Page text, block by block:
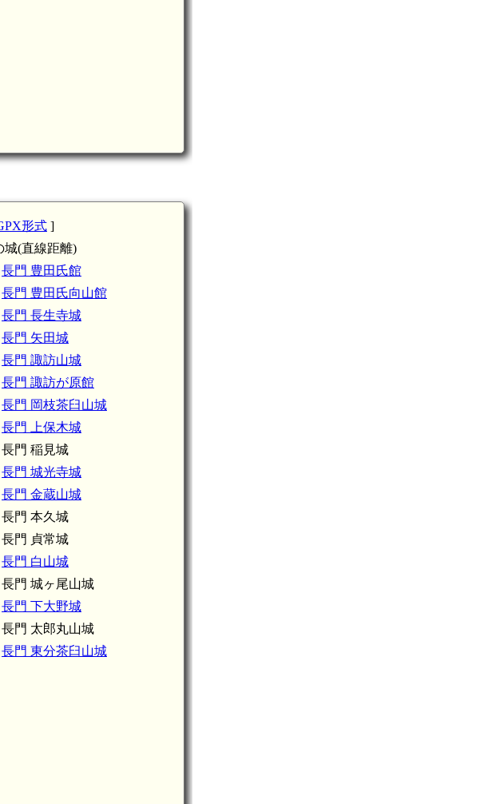
形式 ]
城(直線距離)
長門 豊田氏館
長門 豊田氏向山館
長門 長生寺城
長門 矢田城
長門 諏訪山城
長門 諏訪が原館
長門 岡枝茶臼山城
長門 上保木城
長門 稲見城
長門 城光寺城
長門 金蔵山城
長門 本久城
長門 貞常城
長門 白山城
長門 城ヶ尾山城
長門 下大野城
長門 太郎丸山城
長門 東分茶臼山城